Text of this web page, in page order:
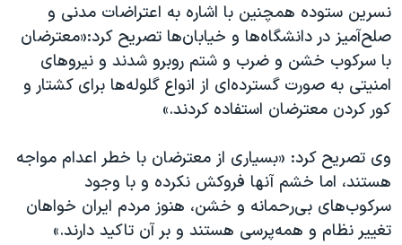
نسرین ستوده همچنین با اشاره به اعتراضات مدنی و
صلح‌آمیز در دانشگاه‌ها و خیابان‌ها تصریح کرد:«معترضان
با سرکوب خشن و ضرب و شتم روبرو شدند و نیروهای
امنیتی به صورت گسترده‌ای از انواع گلوله‌ها برای کشتار و
کور کردن معترضان استفاده کردند.»
وی تصریح کرد: «بسیاری از معترضان با خطر اعدام مواجه
هستند، اما خشم آنها فروکش نکرده و با وجود
سرکوب‌های بی‌رحمانه و خشن، هنوز مردم ایران خواهان
تغییر نظام و همه‌پرسی هستند و بر آن تاکید دارند.»